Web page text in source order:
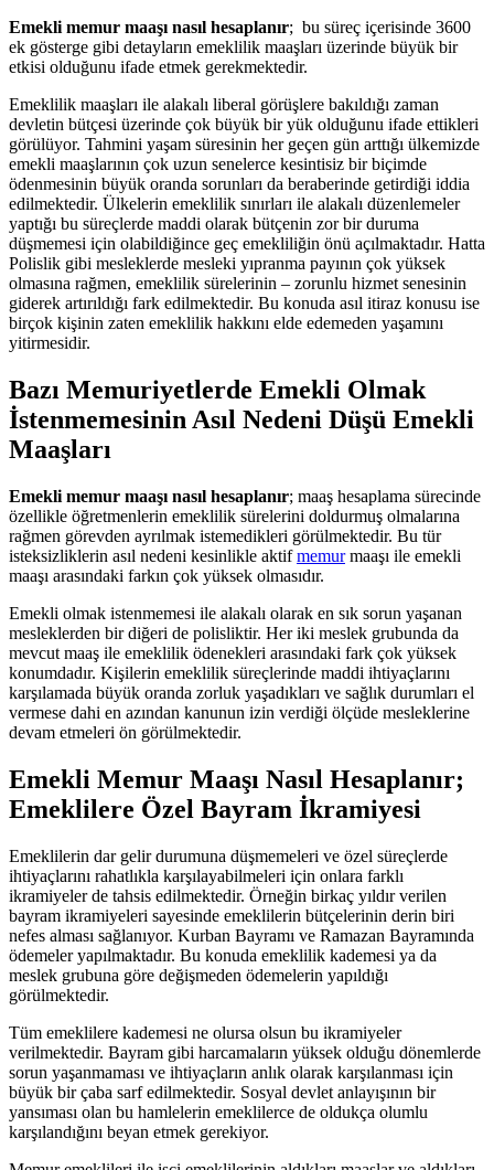
Emekli memur maaşı nasıl hesaplanır; bu süreç içerisinde 3600
ek gösterge gibi detayların emeklilik maaşları üzerinde büyük bir
etkisi olduğunu ifade etmek gerekmektedir.
Emeklilik maaşları ile alakalı liberal görüşlere bakıldığı zaman
devletin bütçesi üzerinde çok büyük bir yük olduğunu ifade ettikleri
görülüyor. Tahmini yaşam süresinin her geçen gün arttığı ülkemizde
emekli maaşlarının çok uzun senelerce kesintisiz bir biçimde
ödenmesinin büyük oranda sorunları da beraberinde getirdiği iddia
edilmektedir. Ülkelerin emeklilik sınırları ile alakalı düzenlemeler
yaptığı bu süreçlerde maddi olarak bütçenin zor bir duruma
düşmemesi için olabildiğince geç emekliliğin önü açılmaktadır. Hatta
Polislik gibi mesleklerde mesleki yıpranma payının çok yüksek
olmasına rağmen, emeklilik sürelerinin – zorunlu hizmet senesinin
giderek artırıldığı fark edilmektedir. Bu konuda asıl itiraz konusu ise
birçok kişinin zaten emeklilik hakkını elde edemeden yaşamını
yitirmesidir.
Bazı Memuriyetlerde Emekli Olmak
İstenmemesinin Asıl Nedeni Düşü Emekli
Maaşları
Emekli memur maaşı nasıl hesaplanır; maaş hesaplama sürecinde
özellikle öğretmenlerin emeklilik sürelerini doldurmuş olmalarına
rağmen görevden ayrılmak istemedikleri görülmektedir. Bu tür
isteksizliklerin asıl nedeni kesinlikle aktifmemurmaaşı ile emekli
maaşı arasındaki farkın çok yüksek olmasıdır.
Emekli olmak istenmemesi ile alakalı olarak en sık sorun yaşanan
mesleklerden bir diğeri de polisliktir. Her iki meslek grubunda da
mevcut maaş ile emeklilik ödenekleri arasındaki fark çok yüksek
konumdadır. Kişilerin emeklilik süreçlerinde maddi ihtiyaçlarını
karşılamada büyük oranda zorluk yaşadıkları ve sağlık durumları el
vermese dahi en azından kanunun izin verdiği ölçüde mesleklerine
devam etmeleri ön görülmektedir.
Emekli Memur Maaşı Nasıl Hesaplanır;
Emeklilere Özel Bayram İkramiyesi
Emeklilerin dar gelir durumuna düşmemeleri ve özel süreçlerde
ihtiyaçlarını rahatlıkla karşılayabilmeleri için onlara farklı
ikramiyeler de tahsis edilmektedir. Örneğin birkaç yıldır verilen
bayram ikramiyeleri sayesinde emeklilerin bütçelerinin derin biri
nefes alması sağlanıyor. Kurban Bayramı ve Ramazan Bayramında
ödemeler yapılmaktadır. Bu konuda emeklilik kademesi ya da
meslek grubuna göre değişmeden ödemelerin yapıldığı
görülmektedir.
Tüm emeklilere kademesi ne olursa olsun bu ikramiyeler
verilmektedir. Bayram gibi harcamaların yüksek olduğu dönemlerde
sorun yaşanmaması ve ihtiyaçların anlık olarak karşılanması için
büyük bir çaba sarf edilmektedir. Sosyal devlet anlayışının bir
yansıması olan bu hamlelerin emeklilerce de oldukça olumlu
karşılandığını beyan etmek gerekiyor.